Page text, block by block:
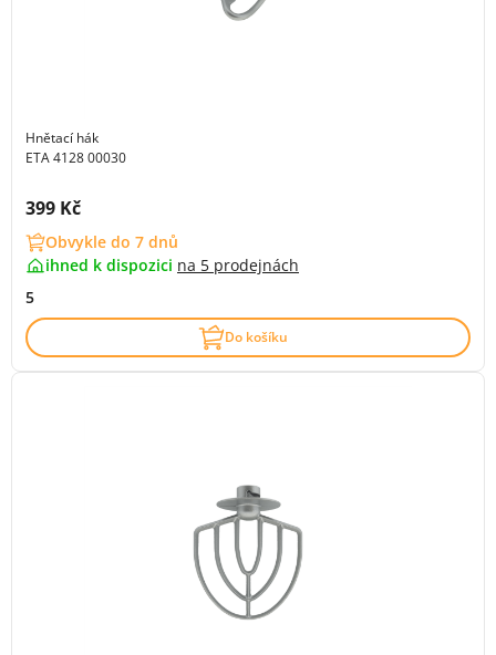
Hnětací hák
ETA 4128 00030
Cena s DPH:
399 Kč
Obvykle do 7 dnů
ihned k dispozici na 5 prodejnách
5
Do košíku